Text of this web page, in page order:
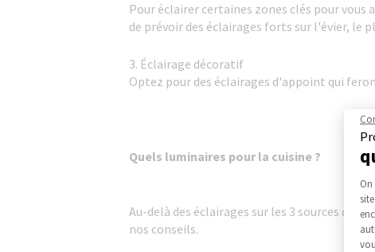
Pour éclairer certaines zones clés pour
de prévoir des éclairages forts sur l'évier, le
3. Éclairage décoratif
Optez pour des éclairages d'appoint qui
Quels luminaires pour la cuisine ?
Au-delà des éclairages sur les 3 sources de
nos conseils.